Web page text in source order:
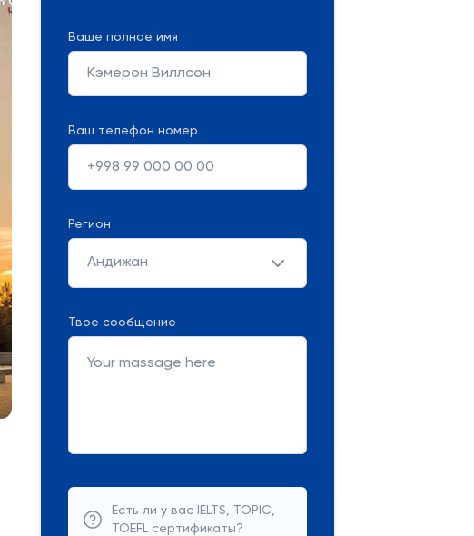
Ваше полное имя
Ваш телефон номер
Регион
Андижан
Твое сообщение
Есть ли у вас IELTS, TOPIC,
TOEFL сертификаты?